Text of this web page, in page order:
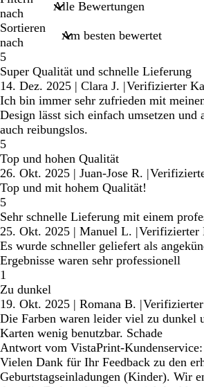
nach
Sortieren
nach
5
Super Qualität und schnelle Lieferung
14. Dez. 2025 | Clara J. |Verifizierter
Ich bin immer sehr zufrieden mit
Design lässt sich einfach umsetzen und
auch reibungslos.
5
Top und hohen Qualität
26. Okt. 2025 | Juan-Jose R. |
Top und mit hohem Qualität!
5
Sehr schnelle Lieferung mit einem
25. Okt. 2025 | Manuel L. |Verifizierter
Es wurde schneller geliefert als
Ergebnisse waren sehr professionell
1
Zu dunkel
19. Okt. 2025 | Romana B. |
Die Farben waren leider viel zu dunkel
Karten wenig benutzbar. Schade
Antwort vom VistaPrint-Kundenservice:
Vielen Dank für Ihr Feedback zu den
Geburtstagseinladungen (Kinder). Wir